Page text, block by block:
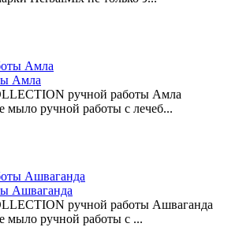
Амла
ручной работы Амла
мыло ручной работы с лечеб...
Ашваганда
ручной работы Ашваганда
мыло ручной работы с ...